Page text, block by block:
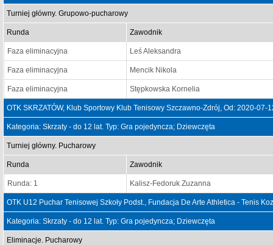
Turniej główny. Grupowo-pucharowy
Runda Zawodnik
Faza eliminacyjna Leś Aleksandra
Faza eliminacyjna Mencik Nikola
Faza eliminacyjna Stępkowska Kornelia
OTK SKRZATÓW, Klub Sportowy Klub Tenisowy Szczawno-Zdrój, Od: 2020-07-
Kategoria: Skrzaty - do 12 lat. Typ: Gra pojedyncza; Dziewczęta
Turniej główny. Pucharowy
Runda Zawodnik
Runda: 1 Kalisz-Fedoruk Zuzanna
OTK U12 Puchar Tenisowej Szkoły Podst., Fundacja De Arte Athletica - Tenis
Kategoria: Skrzaty - do 12 lat. Typ: Gra pojedyncza; Dziewczęta
Eliminacje. Pucharowy